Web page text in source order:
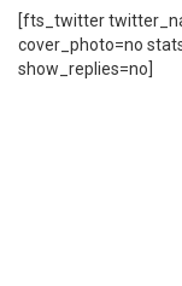
[fts_twitter
cover_photo=no
show_replies=no]